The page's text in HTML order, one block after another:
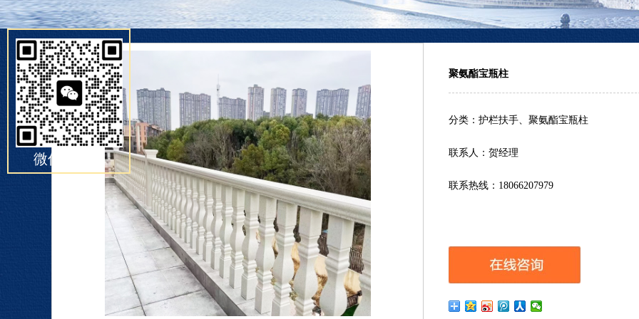
聚氨酯宝瓶柱
分类：护栏扶手、聚氨酯宝瓶柱
联系人：贺经理
联系热线：18066207979
微信扫一扫